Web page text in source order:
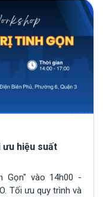
hiệu suất
Gọn" vào 14h00 -
Tối ưu quy trình và